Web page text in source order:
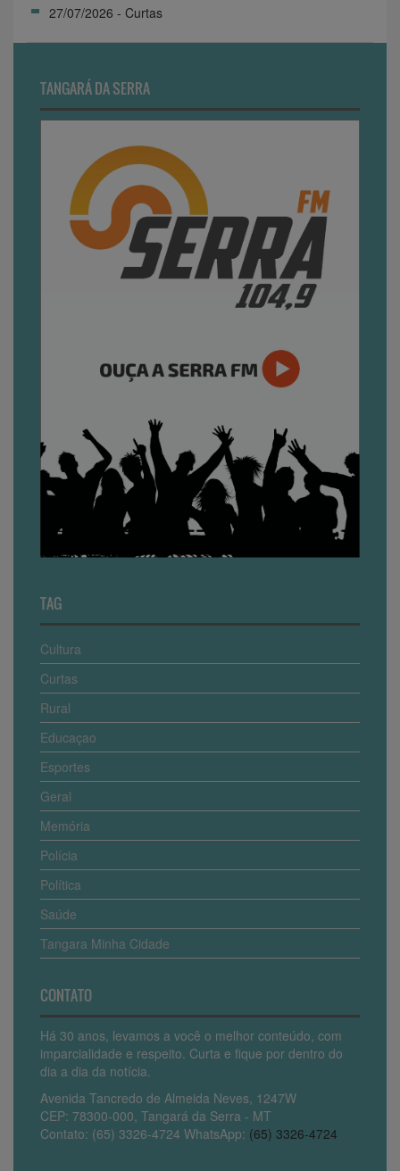
27/07/2026 - Curtas
TANGARÁ DA SERRA
TAG
Cultura
Curtas
Rural
Educaçao
Esportes
Geral
Memória
Polícia
Política
Saúde
Tangara Minha Cidade
CONTATO
Há 30 anos, levamos a você o melhor conteúdo, com
imparcialidade e respeito. Curta e fique por dentro do
dia a dia da notícia.
Avenida Tancredo de Almeida Neves, 1247W
CEP: 78300-000, Tangará da Serra - MT
Contato: (65) 3326-4724 WhatsApp: (65) 3326-4724